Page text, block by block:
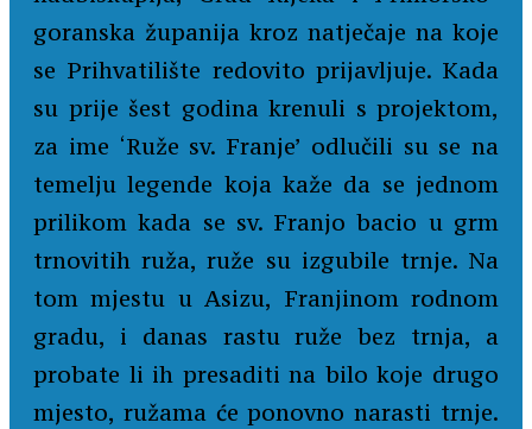
goranska županija kroz natječaje na koje
se Prihvatilište redovito prijavljuje. Kada
su prije šest godina krenuli s projektom,
za ime ‘Ruže sv. Franje’ odlučili su se na
temelju legende koja kaže da se jednom
prilikom kada se sv. Franjo bacio u grm
trnovitih ruža, ruže su izgubile trnje. Na
tom mjestu u Asizu, Franjinom rodnom
gradu, i danas rastu ruže bez trnja, a
probate li ih presaditi na bilo koje drugo
mjesto, ružama će ponovno narasti trnje.